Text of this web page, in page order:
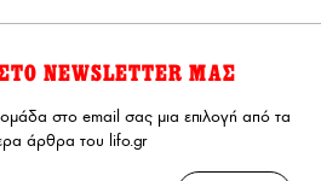
NEWSLETTER ΜΑΣ
στο email σας μια επιλογή από τα
άρθρα του lifo.gr